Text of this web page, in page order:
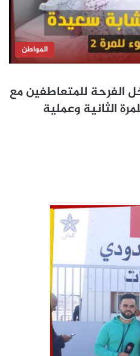
المواطن
الفرحة للمتعاطفين مع
الثانية وعملية